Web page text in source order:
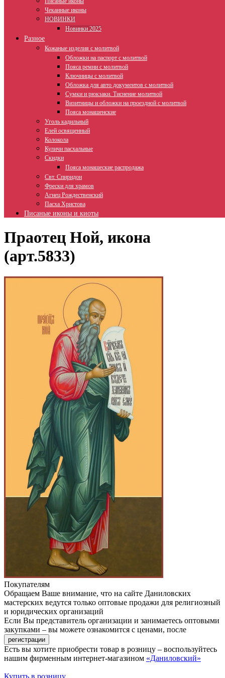
Чеканные иконы
НОВИНКИ
Новинки 2025
Разное
Кожаные изделия с молитвой
Обложки на паспорт с молитвой
Пояса ремни с молитвой
Ключницы с молитвой
Обложка для авто документов с молитвой
Сумки и рюкзаки. Тиснение молитвой
Визитницы и обложки на проездной с молитвой
Пояса монашенские
Уголь кадильный
Елей освященный
Колокола
Куличи пасхальные
Скидки
Пояса монашеские распродажа
Свт. Спиридон
Фрески для храмов
Агнец Рождественский
Пасха Христова
Писаные иконы и киоты
Праотец Ной, икона
(арт.5833)
Покупателям
Обращаем Ваше внимание, что на сайте Даниловских
мастерских ведутся только оптовые продажи для религиозный
и юридических организаций
Если Вы представитель организации и занимаетесь оптовыми
закупками – вы можете ознакомится с ценами, после
Есть вы хотите приобрести товар в розницу – воспользуйтесь
нашим фирменным интернет-магазином «Даниловский»
Купить в розницу